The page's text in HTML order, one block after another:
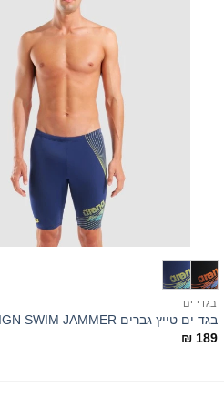
בגדי ים
בגד ים טייץ גברים ARENA DESIGN SWIM JAMMER
₪ 189